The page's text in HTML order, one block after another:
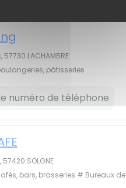
LACHAMBRE
pâtisseries
numéro de téléphone
SOLGNE
bars, brasseries # Bureaux